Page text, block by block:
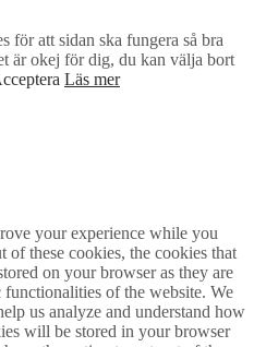
för att sidan ska fungera så bra
är okej för dig, du kan välja bort
Läs mer
your experience while you
of these cookies, the cookies that
on your browser as they are
of the website. We
us analyze and understand how
will be stored in your browser